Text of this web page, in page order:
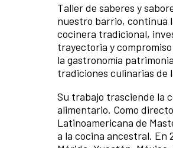
Taller de saberes y
nuestro barrio, continua
cocinera tradicional,
trayectoria y
la gastronomía
tradiciones culinarias de
Su trabajo trasciende la
alimentario. Como
Latinoamericana de
a la cocina ancestral. En